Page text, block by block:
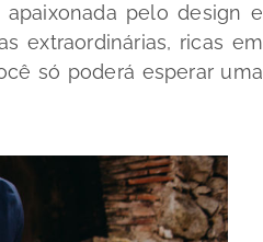
pelodesign e
extraordinárias, ricas em
só poderá esperar uma